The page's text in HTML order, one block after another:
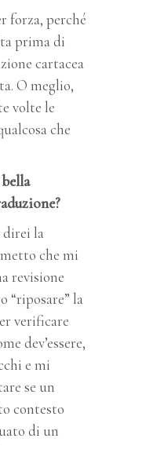
forza, perché
prima di
cartacea
O meglio,
volte le
che
direi la
che mi
revisione
“riposare” la
verificare
dev’essere,
e mi
se un
contesto
di un